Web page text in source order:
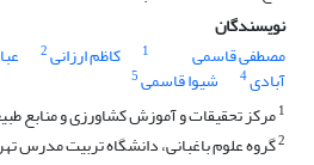
نویسندگان
مصطفی قاسمی
1 کاظم ارزانی2
آبادی4 شیوا قاسمی5
1مرکز تحقیقات و آموزش کشاورزی و منابع
2گروه علوم باغبانی، دانشگاه تربیت مدرس